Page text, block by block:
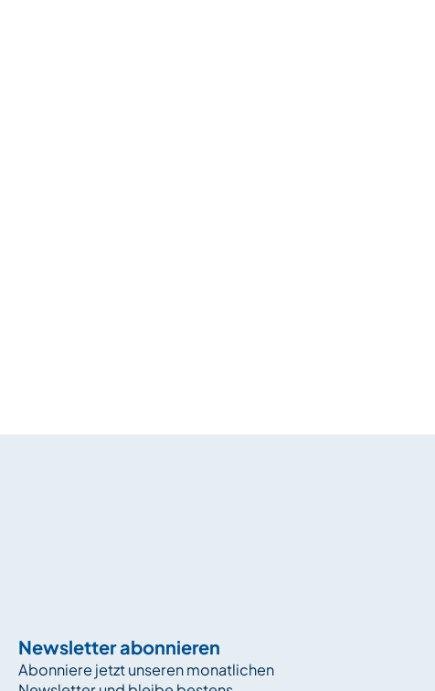
Newsletter abonnieren
Abonniere jetzt unseren monatlichen